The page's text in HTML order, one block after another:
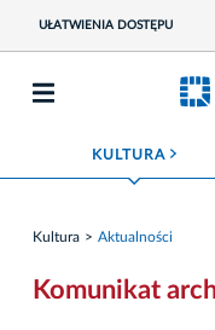
UŁATWIENIA DOSTĘPU
KULTURA ROZWIŃ MENU
Kultura Aktualności
Komunikat